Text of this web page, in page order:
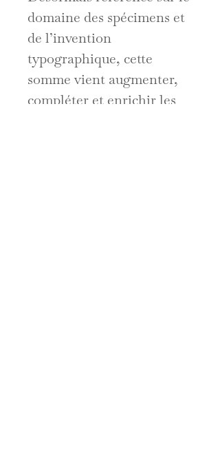
domaine des spécimens et
de l’invention
typographique, cette
somme vient augmenter,
compléter et enrichir les